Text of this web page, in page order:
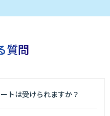
質問
トは受けられますか？